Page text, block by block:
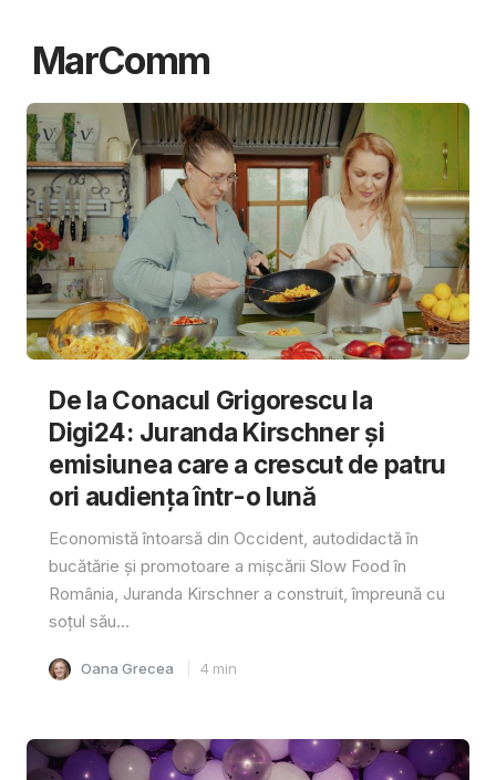
MarComm
De la Conacul Grigorescu la
Digi24: Juranda Kirschner și
emisiunea care a crescut de patru
ori audiența într-o lună
Economistă întoarsă din Occident, autodidactă în
bucătărie și promotoare a mișcării Slow Food în
România, Juranda Kirschner a construit, împreună cu
soțul său...
Oana Grecea 4 min